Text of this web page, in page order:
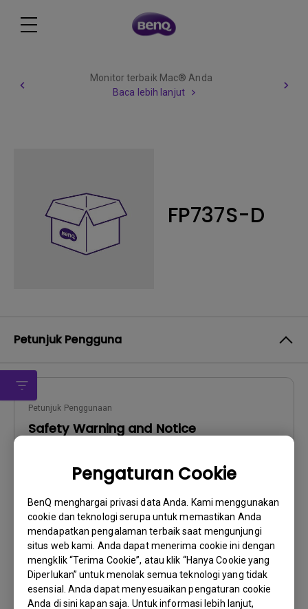
Pengaturan Cookie
BenQ menghargai privasi data Anda. Kami menggunakan
cookie dan teknologi serupa untuk memastikan Anda
mendapatkan pengalaman terbaik saat mengunjungi
situs web kami. Anda dapat menerima cookie ini dengan
mengklik “Terima Cookie”, atau klik “Hanya Cookie yang
Diperlukan” untuk menolak semua teknologi yang tidak
esensial. Anda dapat menyesuaikan pengaturan cookie
Anda di sini kapan saja. Untuk informasi lebih lanjut,
Monitor terbaik Mac® Anda
Baca lebih lanjut
FP737S-D
Petunjuk Pengguna
Petunjuk Penggunaan
Safety Warning and Notice
English
Versi:
Pratinjau